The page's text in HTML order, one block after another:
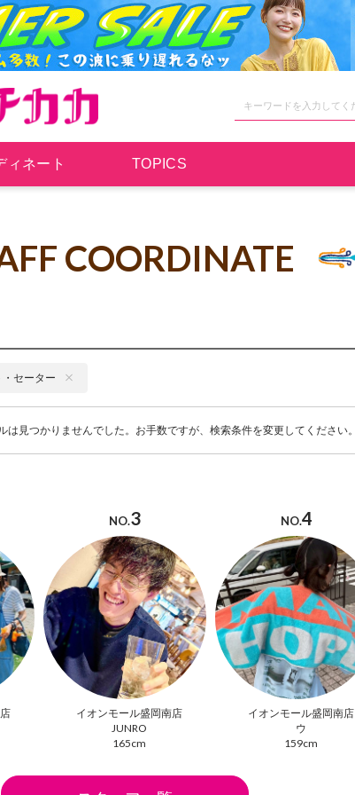
ィネート TOPICS
COORDINATE
・セーター
は見つかりませんでした。お手数ですが、検索条件を変更してください。
NO.3
イオンモール盛岡南店
JUNRO
165cm
NO.4
イオンモール盛岡南店
ウ
159cm